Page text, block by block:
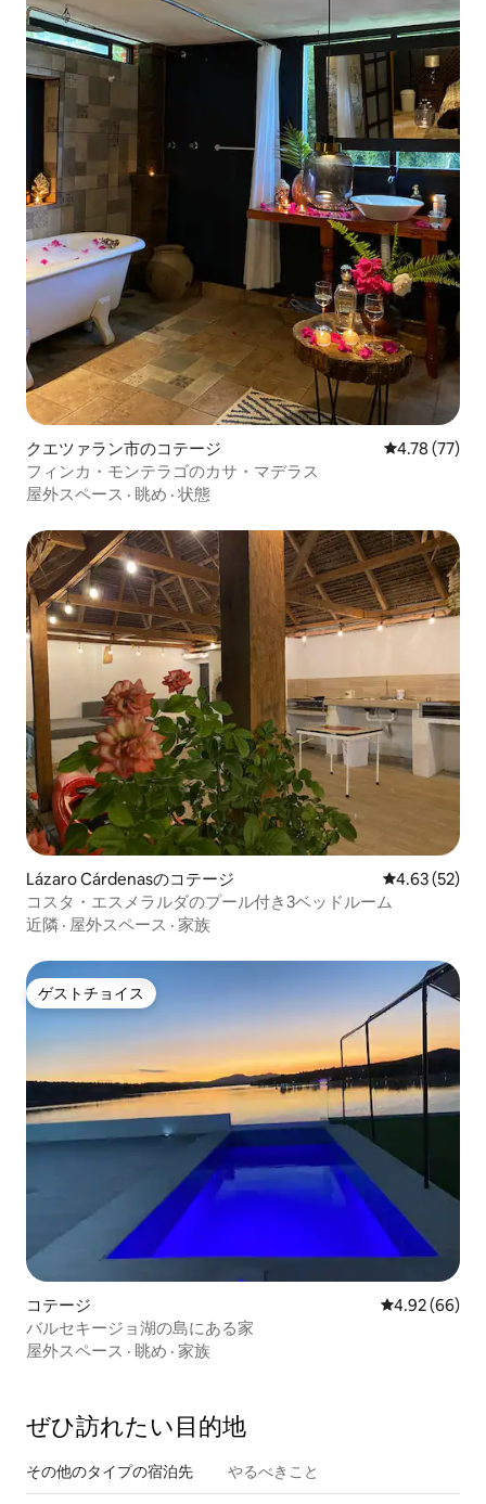
クエツァラン市のコテージ レビュー77
4.78 (77)
フィンカ・モンテラゴのカサ・マデラス
屋外スペース · 眺め · 状態
Lázaro Cárdenasのコテージ レビュー52
4.63 (52)
コスタ・エスメラルダのプール付き3ベッドルーム
近隣 · 屋外スペース · 家族
ゲストチョイス
ゲストチョイス
コテージ レビュー66
4.92 (66)
バルセキージョ湖の島にある家
屋外スペース · 眺め · 家族
ぜひ訪⁠れ⁠た⁠い目⁠的⁠地
その他のタ⁠イ⁠プ⁠の宿⁠泊⁠先 やるべきこと